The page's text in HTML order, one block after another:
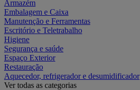
Armazém
Embalagem e Caixa
Manutenção e Ferramentas
Escritório e Teletrabalho
Higiene
Segurança e saúde
Espaço Exterior
Restauração
Aquecedor, refrigerador e desumidificador
Ver todas as categorias